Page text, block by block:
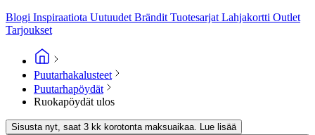
Blogi Inspiraatiota Uutuudet Brändit Tuotesarjat Lahjakortti Outlet
Tarjoukset
Puutarhakalusteet
Puutarhapöydät
Ruokapöydät ulos
Sisusta nyt, saat 3 kk korotonta maksuaikaa. Lue lisää